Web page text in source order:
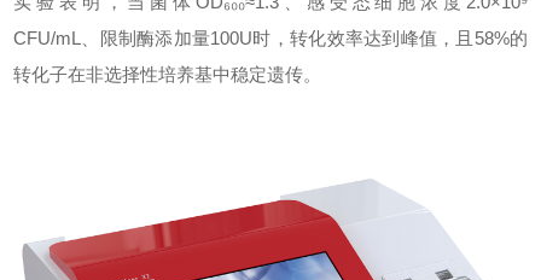
CFU/mL、限制酶添加量100U时，转化效率达到峰值，且58%的
转化子在非选择性培养基中稳定遗传。